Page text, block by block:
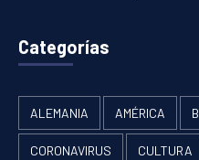
Categorías
ALEMANIA AMÉRICA
CORONAVIRUS CULTURA